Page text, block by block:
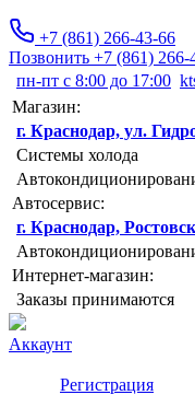
+7 (861) 266-43-66
Позвонить +7 (861) 266-
пн-пт с 8:00 до 17:00
Магазин:
г. Краснодар, ул.
Системы холода
Автосервис:
г. Краснодар,
Интернет-магазин:
Заказы принимаются
Аккаунт
Регистрация